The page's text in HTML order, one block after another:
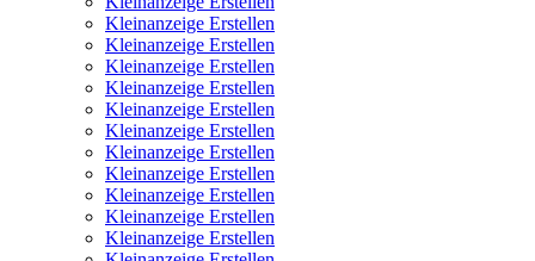
Kleinanzeige Erstellen
Kleinanzeige Erstellen
Kleinanzeige Erstellen
Kleinanzeige Erstellen
Kleinanzeige Erstellen
Kleinanzeige Erstellen
Kleinanzeige Erstellen
Kleinanzeige Erstellen
Kleinanzeige Erstellen
Kleinanzeige Erstellen
Kleinanzeige Erstellen